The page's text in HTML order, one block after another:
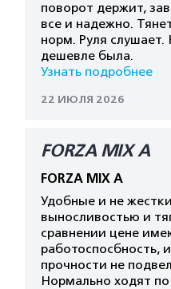
поворот держит,
все и надежно.
норм. Руля
дешевле была.
Узнать подробнее
22 ИЮЛЯ 2026
FORZA MIX A
FORZA MIX A
Удобные и не
выносливостью и
сравнении цене
работоспосбность,
прочности не
Нормально ходят по